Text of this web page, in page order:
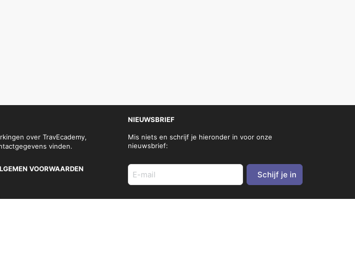
over TravEcademy,
vinden.
VOORWAARDEN
NIEUWSBRIEF
Mis niets en schrijf je hieronder in voor onze
nieuwsbrief:
E-
mail
adres